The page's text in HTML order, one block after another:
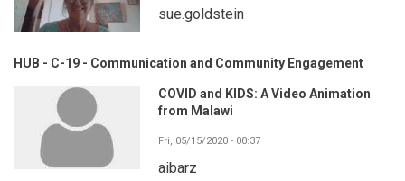
sue.goldstein
HUB - C-19 - Communication and Community Engagement
COVID and KIDS: A Video Animation
from Malawi
Fri, 05/15/2020 - 00:37
aibarz